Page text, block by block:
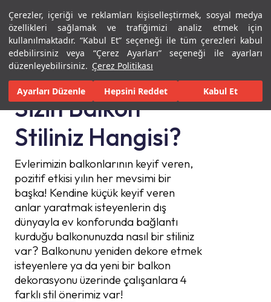
Çerezler, içeriği ve reklamları kişiselleştirmek, sosyal medya
özellikleri sağlamak ve trafiğimizi analiz etmek için
kullanılmaktadır. “Kabul Et” seçeneği ile tüm çerezleri kabul
edebilirsiniz veya “Çerez Ayarları” seçeneği ile ayarları
düzenleyebilirsiniz. Çerez Politikası
Ayarları Düzenle Hepsini Reddet Kabul Et
Menü Menü
Ana Sayfa Sizin Balkon Stiliniz Hangisi?
Sizin Balkon
Stiliniz Hangisi?
Evlerimizin balkonlarının keyif veren,
pozitif etkisi yılın her mevsimi bir
başka! Kendine küçük keyif veren
anlar yaratmak isteyenlerin dış
dünyayla ev konforunda bağlantı
kurduğu balkonunuzda nasıl bir stiliniz
var? Balkonunu yeniden dekore etmek
isteyenlere ya da yeni bir balkon
dekorasyonu üzerinde çalışanlara 4
farklı stil önerimiz var!